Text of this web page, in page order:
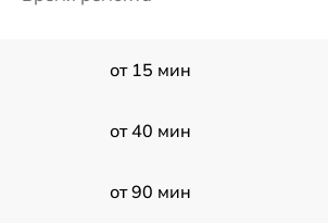
от 15 мин
от 40 мин
от 90 мин